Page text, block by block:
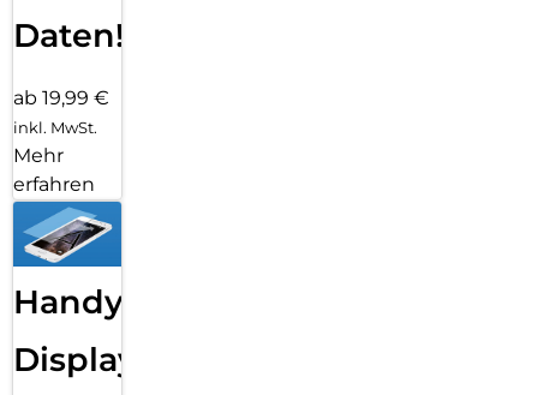
Daten!
ab 19,99 €
inkl. MwSt.
Mehr
erfahren
Handy
Displayfolie